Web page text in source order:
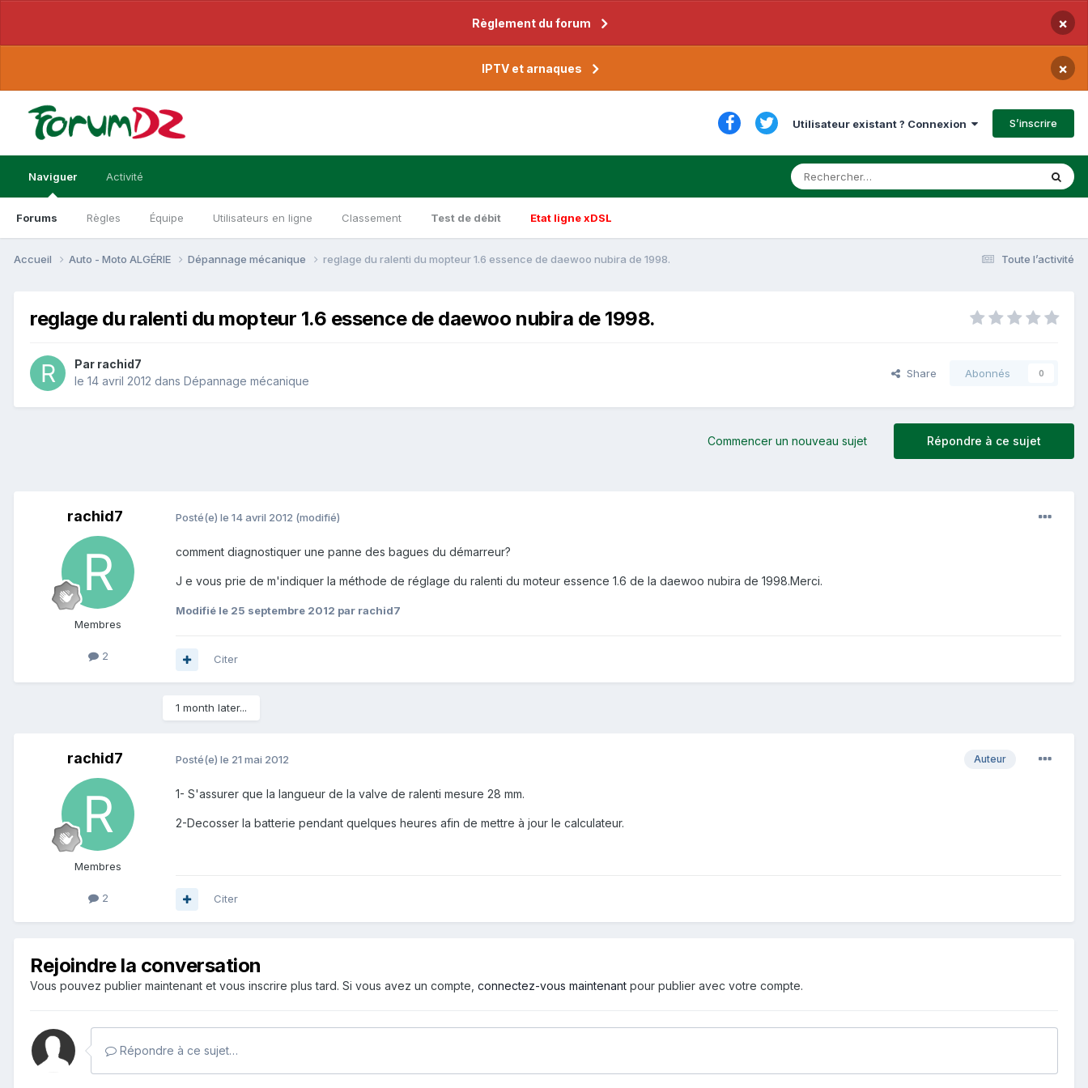
Règlement du forum ×
IPTV et arnaques ×
Utilisateur existant ? Connexion S’inscrire
Naviguer
Forums Règles Équipe Utilisateurs en ligne Classement Test de débit Etat ligne xDSL
Activité
Toute l’activité
Accueil Auto - Moto ALGÉRIE Dépannage mécanique reglage du ralenti du mopteur 1.6 essence de daewoo nubira de 1998.
reglage du ralenti du mopteur 1.6 essence de daewoo nubira de 1998.
Par rachid7
le 14 avril 2012 dans Dépannage mécanique
Share Abonnés 0
Répondre à ce sujet
Commencer un nouveau sujet
rachid7
Membres
2
Posté(e) le 14 avril 2012 (modifié)
comment diagnostiquer une panne des bagues du démarreur?
J e vous prie de m'indiquer la méthode de réglage du ralenti du moteur essence 1.6 de la daewoo nubira de 1998.Merci.
Modifié le 25 septembre 2012 par rachid7
Citer
1 month later...
rachid7
Membres
2
Auteur
Posté(e) le 21 mai 2012
1- S'assurer que la langueur de la valve de ralenti mesure 28 mm.
2-Decosser la batterie pendant quelques heures afin de mettre à jour le calculateur.
Citer
Rejoindre la conversation
Vous pouvez publier maintenant et vous inscrire plus tard. Si vous avez un compte, connectez-vous maintenant pour publier avec votre compte.
Répondre à ce sujet…